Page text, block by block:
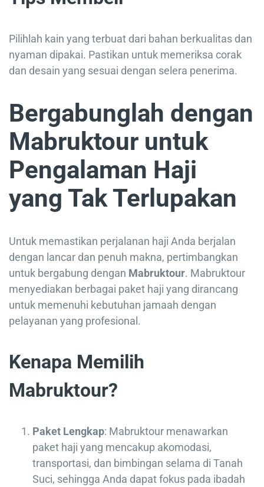
Pilihlah kain yang terbuat dari bahan berkualitas dan
nyaman dipakai. Pastikan untuk memeriksa corak
dan desain yang sesuai dengan selera penerima.
Bergabunglah dengan
Mabruktour untuk
Pengalaman Haji
yang Tak Terlupakan
Untuk memastikan perjalanan haji Anda berjalan
dengan lancar dan penuh makna, pertimbangkan
untuk bergabung dengan Mabruktour. Mabruktour
menyediakan berbagai paket haji yang dirancang
untuk memenuhi kebutuhan jamaah dengan
pelayanan yang profesional.
Kenapa Memilih
Mabruktour?
Paket Lengkap: Mabruktour menawarkan
paket haji yang mencakup akomodasi,
transportasi, dan bimbingan selama di Tanah
Suci, sehingga Anda dapat fokus pada ibadah